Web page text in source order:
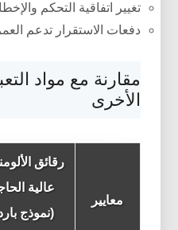
تغيير اتفاقية التحكم
دفعات الاستقرار تدعم
مقارنة مع مواد
الأخرى
معايير
رقائق
عالية
(نموذج